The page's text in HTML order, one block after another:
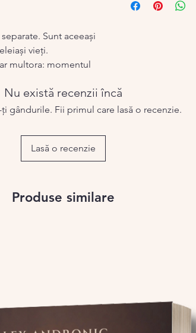
Sunt aceeași
vieți.
multora: momentul
se contrazice, spune
să le explice. Uneori
nu închide
de obicei.
După ce
frici, aceleași tipare
Nu există recenzii încă
gândurile. Fii primul care lasă o recenzie.
Lasă o recenzie
Produse similare